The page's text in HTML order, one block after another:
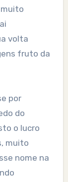
volta
fruto da
por
do
o lucro
muito
nome na